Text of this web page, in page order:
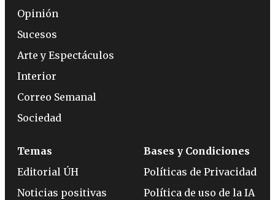
Opinión
Sucesos
Arte y Espectáculos
Interior
Correo Semanal
Sociedad
Temas
Editorial ÚH
Noticias positivas
Bases y Condiciones
Políticas de Privacidad
Política de uso de la IA